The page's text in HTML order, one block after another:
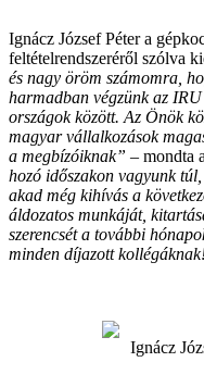
Ignácz József Péter a
feltételrendszeréről szólva
és nagy öröm számomra,
harmadban végzünk az
országok között. Az Önök
magyar vállalkozások
a megbízóiknak” – mondta
hozó időszakon vagyunk
akad még kihívás a
áldozatos munkáját,
szerencsét a további
minden díjazott
Ignácz